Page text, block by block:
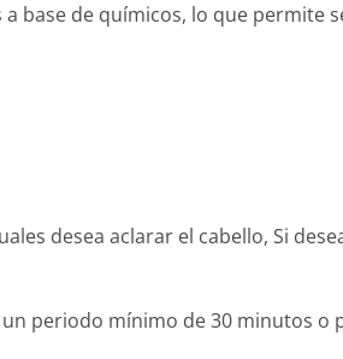
base de químicos, lo que permite
desea aclarar el cabello, Si
periodo mínimo de 30 minutos o